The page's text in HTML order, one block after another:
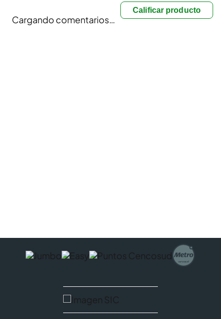
Calificar producto
Cargando comentarios…